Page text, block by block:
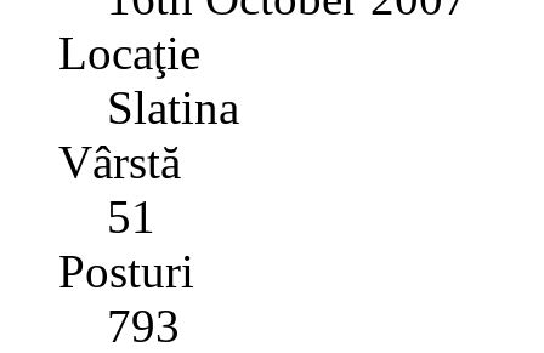
Locaţie
Slatina
Vârstă
51
Posturi
793